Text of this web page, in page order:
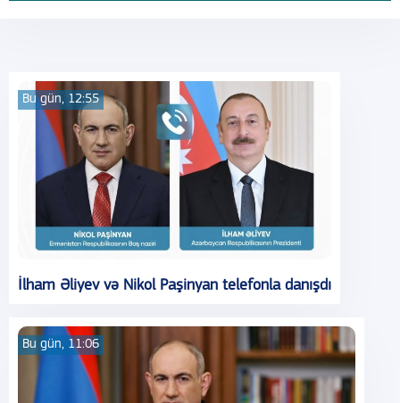
Bu gün, 12:55
İlham Əliyev və Nikol Paşinyan telefonla danışdı
Bu gün, 11:06